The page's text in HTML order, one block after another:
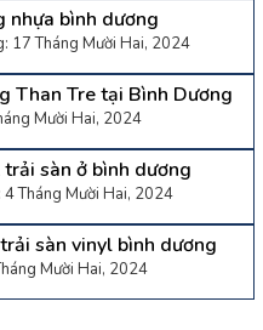
nhựa bình dương
17 Tháng Mười Hai, 2024
Than Tre tại Bình Dương
Mười Hai, 2024
trải sàn ở bình dương
Tháng Mười Hai, 2024
sàn vinyl bình dương
Mười Hai, 2024